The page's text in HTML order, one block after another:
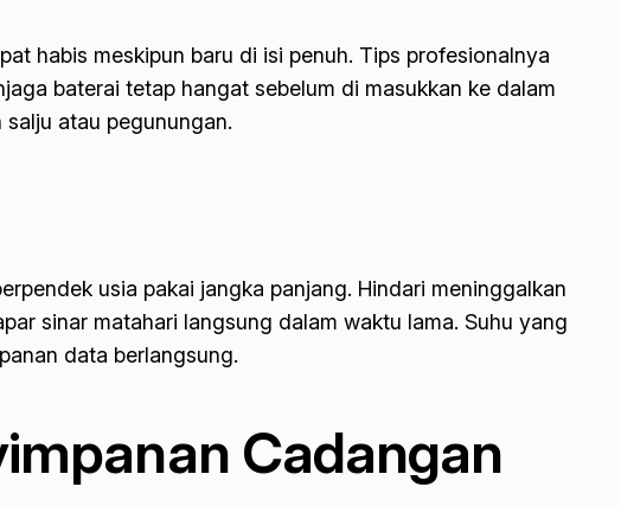
habis meskipun baru di isi penuh. Tips profesionalnya
baterai tetap hangat sebelum di masukkan ke dalam
atau pegunungan.
usia pakai jangka panjang. Hindari meninggalkan
sinar matahari langsung dalam waktu lama. Suhu yang
data berlangsung.
Cadangan